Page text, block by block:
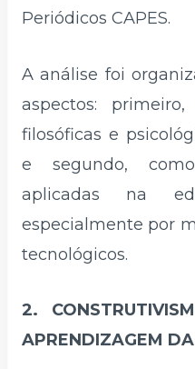
Periódicos CAPES.
A análise foi
aspectos:
filosóficas e
e segundo,
aplicadas na
especialmente por
tecnológicos.
2.
APRENDIZAGEM